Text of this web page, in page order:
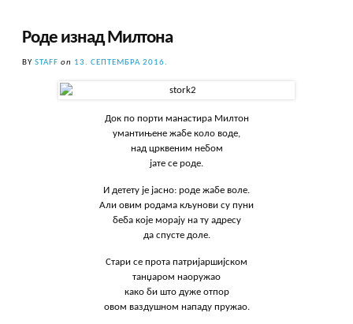
Роде изнад Милтона
BYSTAFF on 13. СЕПТЕМБРА 2016.
Док по порти манастира Милтон
умантињене жабе коло воде,
над црквеним небом
јате се роде.
И детету је јасно: роде жабе воле.
Али овим родама кљунови су пуни
беба које морају на ту адресу
да спусте доле.
Стари се прота патријаршијском
танџаром наоружао
како би што дуже отпор
овом ваздушном нападу пружао.